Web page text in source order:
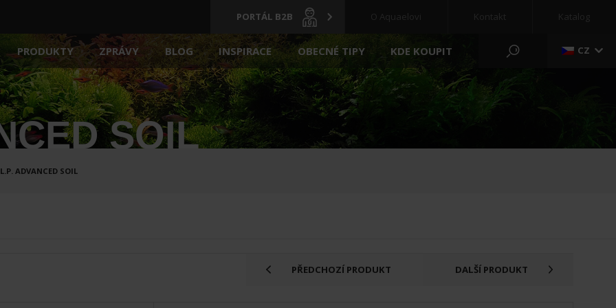
PORTÁL B2B O Aquaelovi Kontakt Katalog
PRODUKTY
AKVÁRIA
KRYTY NA AKVÁRIA
VYBAVENÍ
RYBNÍK A ZAHRADA
NOVÝ
ČERPADLO
REGULAČNÍ KLADKOSTROJE
PŘÍPRAVA
ZPRÁVY BLOG INSPIRACE OBECNÉ TIPY KDE KOUPIT CZ
SOIL
ADVANCED SOIL
PŘEDCHOZÍ PRODUKT DALŠÍ PRODUKT